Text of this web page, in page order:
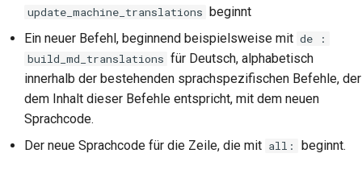
update_machine_translations beginnt
Ein neuer Befehl, beginnend beispielsweise mit de :
build_md_translations für Deutsch, alphabetisch
innerhalb der bestehenden sprachspezifischen Befehle, der
dem Inhalt dieser Befehle entspricht, mit dem neuen
Sprachcode.
Der neue Sprachcode für die Zeile, die mit all: beginnt.